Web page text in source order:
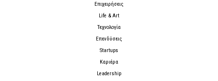
Επιχειρήσεις
Life & Art
Τεχνολογία
Επενδύσεις
Startups
Καριέρα
Leadership